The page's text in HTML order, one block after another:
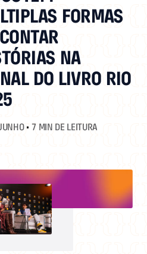
NA
BIENAL
FORMAS
NA
DO LIVRO RIO
•7 MIN DE LEITURA